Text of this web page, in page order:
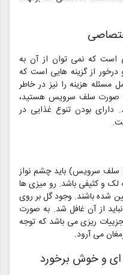
است که نمی توان از آن به
از گزینه هایی است که
مسئله هزینه را نیز در خاطر
صورت سلف سرویس هستید،
دارای بودن تنوع غذایی در
سلف سرویس) باید چشم نواز
لک و کثیفی باشد. رو میزی ها
شده باشند. وجود گل بر روی
از آن غافل شد. به صورت
ریزی می باشد که توجه
می آرود.